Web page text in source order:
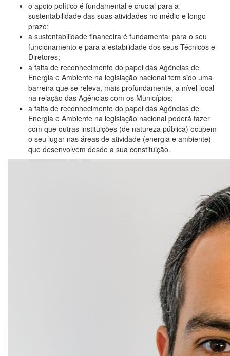
o apoio político é fundamental e crucial para a
sustentabilidade das suas atividades no médio e longo
prazo;
a sustentabilidade financeira é fundamental para o seu
funcionamento e para a estabilidade dos seus Técnicos e
Diretores;
a falta de reconhecimento do papel das Agências de
Energia e Ambiente na legislação nacional tem sido uma
barreira que se releva, mais profundamente, a nível local
na relação das Agências com os Municípios;
a falta de reconhecimento do papel das Agências de
Energia e Ambiente na legislação nacional poderá fazer
com que outras instituições (de natureza pública) ocupem
o seu lugar nas áreas de atividade (energia e ambiente)
que desenvolvem desde a sua constituição.